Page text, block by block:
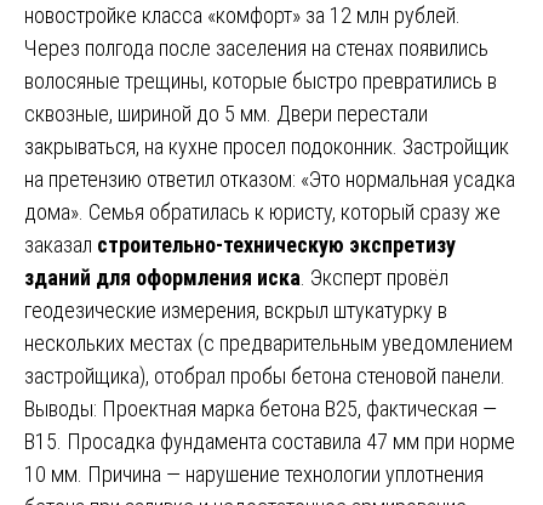
новостройке класса «комфорт» за 12 млн рублей.
Через полгода после заселения на стенах появились
волосяные трещины, которые быстро превратились в
сквозные, шириной до 5 мм. Двери перестали
закрываться, на кухне просел подоконник. Застройщик
на претензию ответил отказом: «Это нормальная усадка
дома». Семья обратилась к юристу, который сразу же
заказал строительно-техническую экспретизу
зданий для оформления иска . Эксперт провёл
геодезические измерения, вскрыл штукатурку в
нескольких местах (с предварительным уведомлением
застройщика), отобрал пробы бетона стеновой панели.
Выводы: Проектная марка бетона B25, фактическая —
B15. Просадка фундамента составила 47 мм при норме
10 мм. Причина — нарушение технологии уплотнения